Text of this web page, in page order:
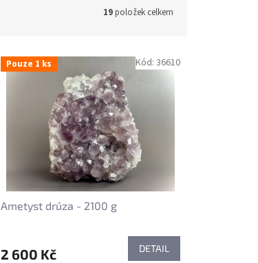
19položek celkem
Pouze 1 ks
Ametyst drúza - 2100 g
2 600 Kč DETAIL
Kód: 36610